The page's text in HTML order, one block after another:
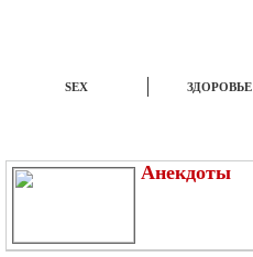
SEX ЗДОРОВЬЕ
Анекдоты